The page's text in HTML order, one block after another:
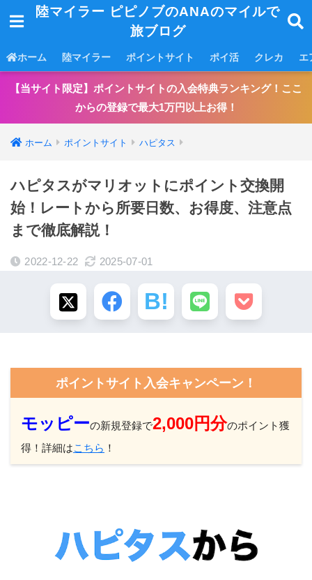
陸マイラー ピピノブのANAのマイルで
旅ブログ
ホーム 陸マイラー ポイントサイト ポイ活 クレカ エ
【当サイト限定】ポイントサイトの入会特典ランキング！ここ
からの登録で最大1万円以上お得！
ホーム ポイントサイト ハピタス
ハピタスがマリオットにポイント交換開
始！レートから所要日数、お得度、注意点
まで徹底解説！
2022-12-22 2025-07-01
ポイントサイト入会キャンペーン！
モッピーの新規登録で2,000円分のポイント獲
得！詳細はこちら ！